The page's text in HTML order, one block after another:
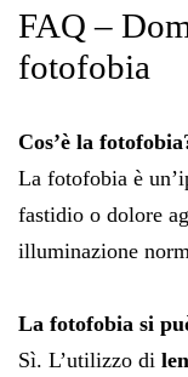
FAQ –
fotofobia
Cos’è la
La fotofobia è
fastidio o dolore
illuminazione
La fotofobia si
Sì. L’utilizzo di